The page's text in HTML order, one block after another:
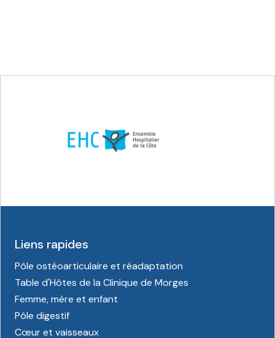
Liens rapides
Pôle ostéoarticulaire et réadaptation
Table d'Hôtes de la Clinique de Morges
Femme, mère et enfant
Pôle digestif
Cœur et vaisseaux